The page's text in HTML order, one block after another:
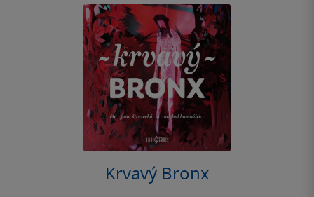
Krvavý Bronx